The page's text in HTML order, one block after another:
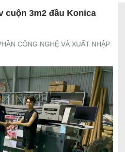
cuộn 3m2 đầu Konica
CÔNG NGHỆ VÀ XUẤT NHẬP